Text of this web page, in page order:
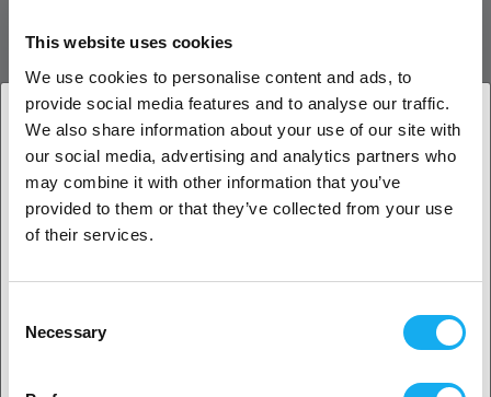
This website uses cookies
We use cookies to personalise content and ads, to
provide social media features and to analyse our traffic.
We also share information about your use of our site with
our social media, advertising and analytics partners who
may combine it with other information that you’ve
provided to them or that they’ve collected from your use
of their services.
Selection
Necessary
Miljøvenlig, lugtfri og ikke-giftig
PETG har fremragende vejrbestandighed og kemisk resistens, ingen
lugt og er ikke giftigt, hvilket er venligt over for miljøet. Det kan
printe med fine resultater.
Fremragende stabilitet og fugtbestandighed
Med en ensartet diameter er det ikke let at knække og vride.
1. Er du erhvervskunde eller privatkunde?
Erhvervskunde
Privat kunde